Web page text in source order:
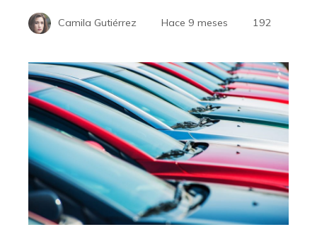
Camila Gutiérrez Hace 9 meses 192